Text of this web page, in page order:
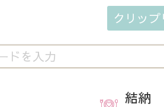
クリッ
結納